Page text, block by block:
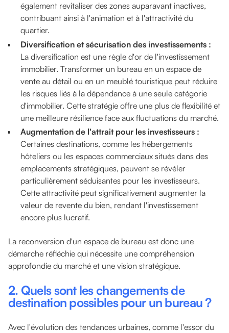
également revitaliser des zones auparavant inactives,
contribuant ainsi à l'animation et à l'attractivité du
quartier.
Diversification et sécurisation des investissements :
La diversification est une règle d'or de l'investissement
immobilier. Transformer un bureau en un espace de
vente au détail ou en un meublé touristique peut réduire
les risques liés à la dépendance à une seule catégorie
d'immobilier. Cette stratégie offre une plus de flexibilité et
une meilleure résilience face aux fluctuations du marché.
Augmentation de l'attrait pour les investisseurs :
Certaines destinations, comme les hébergements
hôteliers ou les espaces commerciaux situés dans des
emplacements stratégiques, peuvent se révéler
particulièrement séduisantes pour les investisseurs.
Cette attractivité peut significativement augmenter la
valeur de revente du bien, rendant l'investissement
encore plus lucratif.
La reconversion d'un espace de bureau est donc une
démarche réfléchie qui nécessite une compréhension
approfondie du marché et une vision stratégique.
2. Quels sont les changements de
destination possibles pour un bureau ?
Avec l'évolution des tendances urbaines, comme l'essor du